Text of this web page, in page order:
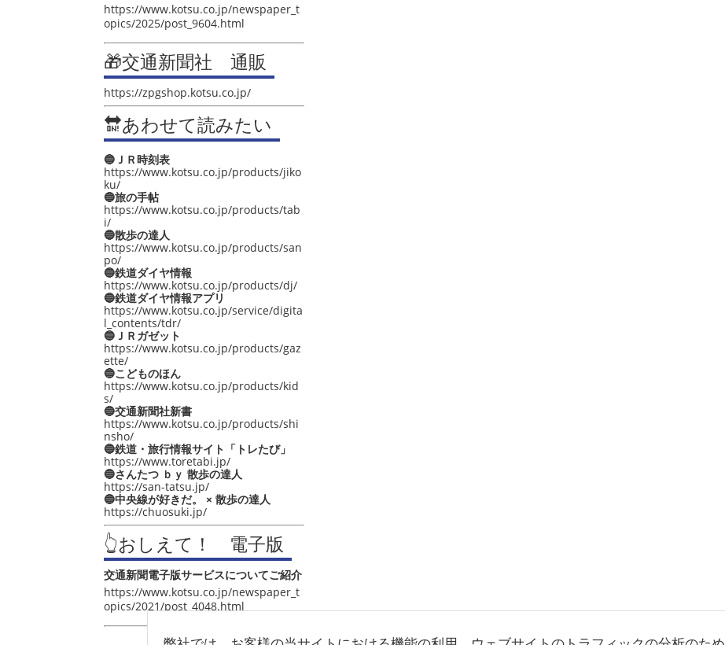
https://www.kotsu.co.jp/newspaper_t
opics/2025/post_9604.html
🎁交通新聞社 通販
https://zpgshop.kotsu.co.jp/
🔛あわせて読みたい
🔵ＪＲ時刻表
https://www.kotsu.co.jp/products/jiko
ku/
🔵旅の手帖
https://www.kotsu.co.jp/products/tab
i/
🔵散歩の達人
https://www.kotsu.co.jp/products/san
po/
🔵鉄道ダイヤ情報
https://www.kotsu.co.jp/products/dj/
🔵鉄道ダイヤ情報アプリ
https://www.kotsu.co.jp/service/digita
l_contents/tdr/
🔵ＪＲガゼット
https://www.kotsu.co.jp/products/gaz
ette/
🔵こどものほん
https://www.kotsu.co.jp/products/kid
s/
🔵交通新聞社新書
https://www.kotsu.co.jp/products/shi
nsho/
🔵鉄道・旅行情報サイト「トレたび」
https://www.toretabi.jp/
🔵さんたつ ｂｙ 散歩の達人
https://san-tatsu.jp/
🔵中央線が好きだ。 × 散歩の達人
https://chuosuki.jp/
👆おしえて！ 電子版
交通新聞電子版サービスについてご紹介
https://www.kotsu.co.jp/newspaper_t
opics/2021/post_4048.html